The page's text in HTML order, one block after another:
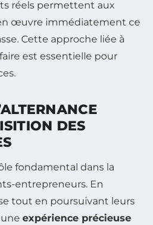
réels permettent aux
œuvre immédiatement ce
Cette approche liée à
est essentielle pour
DES
fondamental dans la
entrepreneurs. En
tout en poursuivant leurs
expérience précieuse